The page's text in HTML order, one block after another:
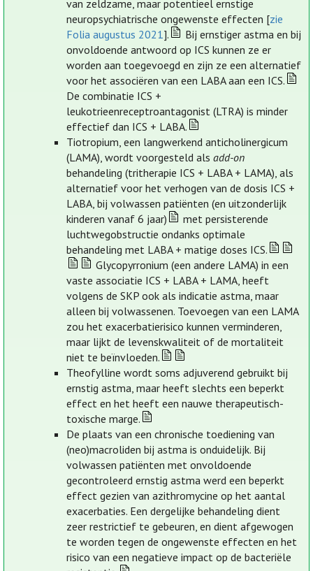
van zeldzame, maar potentieel ernstige
neuropsychiatrische ongewenste effecten [zie
Folia augustus 2021].
Bij ernstiger astma en bij
onvoldoende antwoord op ICS kunnen ze er
worden aan toegevoegd en zijn ze een alternatief
voor het associëren van een LABA aan een ICS.
De combinatie ICS +
leukotrieenreceptroantagonist (LTRA) is minder
effectief dan ICS + LABA.
Tiotropium, een langwerkend anticholinergicum
(LAMA), wordt voorgesteld als add-on
behandeling (tritherapie ICS + LABA + LAMA), als
alternatief voor het verhogen van de dosis ICS +
LABA, bij volwassen patiënten (en uitzonderlijk
kinderen vanaf 6 jaar)
met persisterende
luchtwegobstructie ondanks optimale
behandeling met LABA + matige doses ICS.
Glycopyrronium (een andere LAMA) in een
vaste associatie ICS + LABA + LAMA, heeft
volgens de SKP ook als indicatie astma, maar
alleen bij volwassenen. Toevoegen van een LAMA
zou het exacerbatierisico kunnen verminderen,
maar lijkt de levenskwaliteit of de mortaliteit
niet te beïnvloeden.
Theofylline wordt soms adjuverend gebruikt bij
ernstig astma, maar heeft slechts een beperkt
effect en het heeft een nauwe therapeutisch-
toxische marge.
De plaats van een chronische toediening van
(neo)macroliden bij astma is onduidelijk. Bij
volwassen patiënten met onvoldoende
gecontroleerd ernstig astma werd een beperkt
effect gezien van azithromycine op het aantal
exacerbaties. Een dergelijke behandeling dient
zeer restrictief te gebeuren, en dient afgewogen
te worden tegen de ongewenste effecten en het
risico van een negatieve impact op de bacteriële